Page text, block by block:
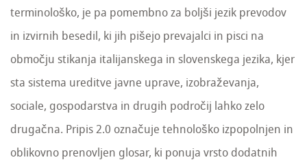
terminološko, je pa pomembno za boljši jezik prevodov
in izvirnih besedil, ki jih pišejo prevajalci in pisci na
območju stikanja italijanskega in slovenskega jezika, kjer
sta sistema ureditve javne uprave, izobraževanja,
sociale, gospodarstva in drugih področij lahko zelo
drugačna. Pripis 2.0 označuje tehnološko izpopolnjen in
oblikovno prenovljen glosar, ki ponuja vrsto dodatnih